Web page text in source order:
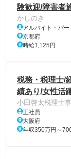
験歓迎/障害者
かしのき
アルバイト・パー
京都府
時給1,125円
税務・税理士/
績あり/女性活
小田啓太税理士
正社員
大阪府
年収350万円～